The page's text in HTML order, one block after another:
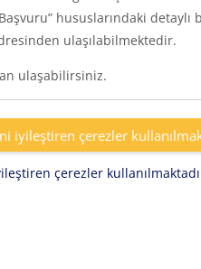
hususlarındaki detaylı
ulaşılabilmektedir.
ulaşabilirsiniz.
iyileştiren çerezler
çerezler